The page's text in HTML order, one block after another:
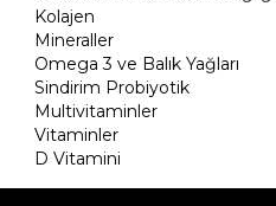
Kolajen
Mineraller
Omega 3 ve Balık Yağları
Sindirim Probiyotik
Multivitaminler
Vitaminler
D Vitamini